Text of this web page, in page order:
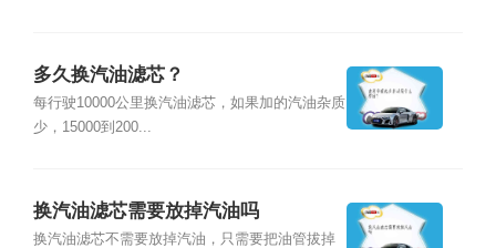
多久换汽油滤芯？
每行驶10000公里换汽油滤芯，如果加的汽油杂质
少，15000到200...
换汽油滤芯需要放掉汽油吗
换汽油滤芯不需要放掉汽油，只需要把油管拔掉